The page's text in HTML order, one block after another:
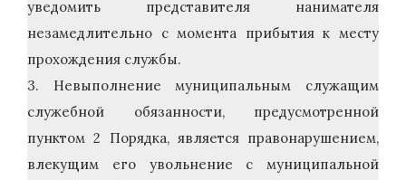
уведомить представителя нанимателя
незамедлительно с момента прибытия к месту
прохождения службы.
3. Невыполнение муниципальным служащим
служебной обязанности, предусмотренной
пунктом 2 Порядка, является правонарушением,
влекущим его увольнение с муниципальной